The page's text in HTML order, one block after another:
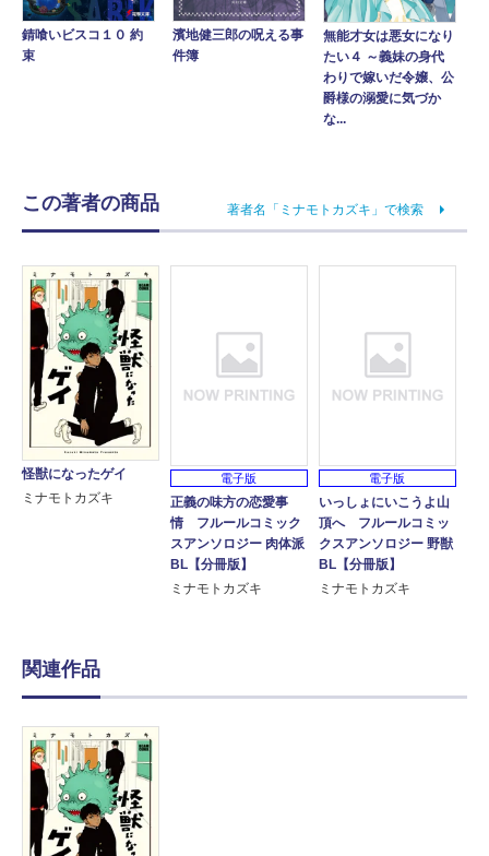
錆喰いビスコ１０ 約
束
濱地健三郎の呪える事
件簿
無能才女は悪女になり
たい４ ～義妹の身代
わりで嫁いだ令嬢、公
爵様の溺愛に気づか
な...
この著者の商品 著者名「ミナモトカズキ」で検索
怪獣になったゲイ
ミナモトカズキ
電子版
正義の味方の恋愛事
情 フルールコミック
スアンソロジー 肉体派
BL【分冊版】
ミナモトカズキ
電子版
いっしょにいこうよ山
頂へ フルールコミッ
クスアンソロジー 野獣
BL【分冊版】
ミナモトカズキ
関連作品